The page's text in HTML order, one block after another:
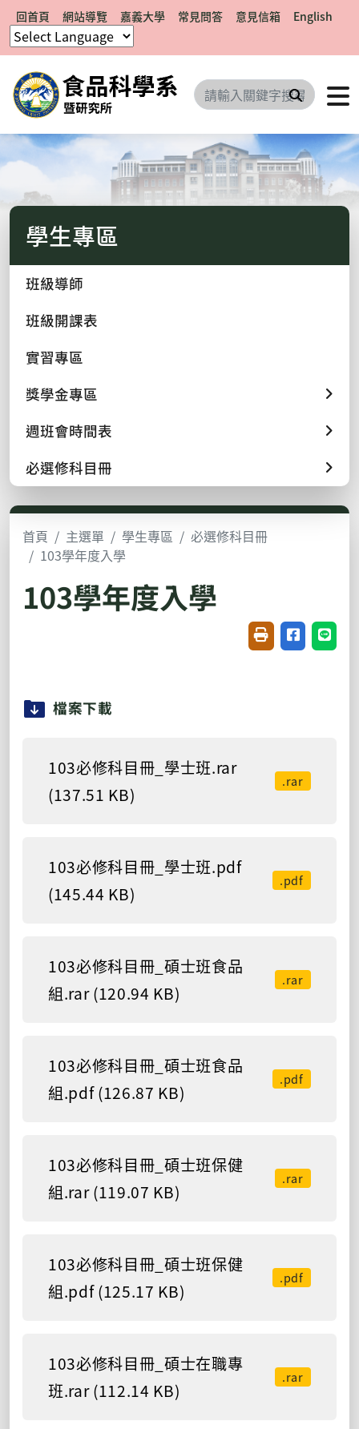
回首頁 網站導覽 嘉義大學 常見問答 意見信箱 English
搜尋
學生專區
班級導師
班級開課表
實習專區
獎學金專區
週班會時間表
必選修科目冊
首頁 主選單 學生專區
必選修科目冊
103學年度入學
103學年度入學
友善列印(開新視
分享至臉書
分享
檔案下載
103必修科目冊_學士班.rar
(137.51 KB)
.rar
103必修科目冊_學士班.pdf
(145.44 KB)
.pdf
103必修科目冊_碩士班食品
組.rar (120.94 KB)
.rar
103必修科目冊_碩士班食品
組.pdf (126.87 KB)
.pdf
103必修科目冊_碩士班保健
組.rar (119.07 KB)
.rar
103必修科目冊_碩士班保健
組.pdf (125.17 KB)
.pdf
103必修科目冊_碩士在職專
班.rar (112.14 KB)
.rar